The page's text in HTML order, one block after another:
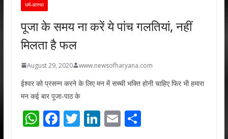
धर्म-आस्था
पूजा के समय ना करें ये पांच गलतियां, नहीं
मिलता है फल
August 29, 2020 www.newsofharyana.com
ईश्वर को प्रसन्न करने के लिए मन में सच्ची भक्ति होनी चाहिए फिर भी हमारा
मन कई बार पूजा-पाठ के
W F T Li E S